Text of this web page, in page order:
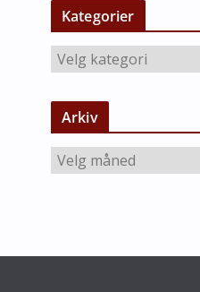
Kategorier
K
a
t
g
r
Arkiv
A
r